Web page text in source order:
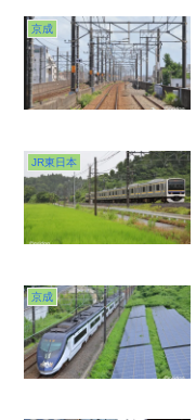
京成
JR東日本
京成